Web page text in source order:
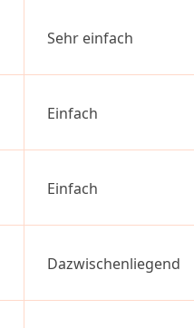
Sehr einfach
Einfach
Einfach
Dazwischenliegend